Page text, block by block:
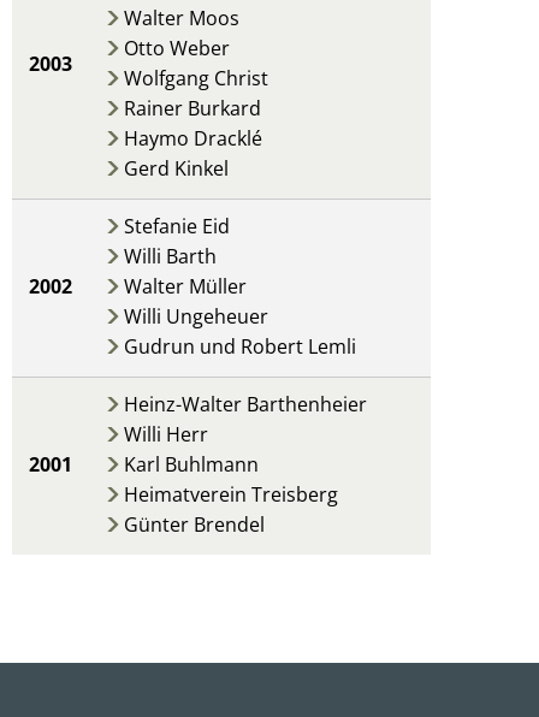
2003
Walter Moos
Otto Weber
Wolfgang Christ
Rainer Burkard
Haymo Dracklé
Gerd Kinkel
2002
Stefanie Eid
Willi Barth
Walter Müller
Willi Ungeheuer
Gudrun und Robert Lemli
2001
Heinz-Walter Barthenheier
Willi Herr
Karl Buhlmann
Heimatverein Treisberg
Günter Brendel